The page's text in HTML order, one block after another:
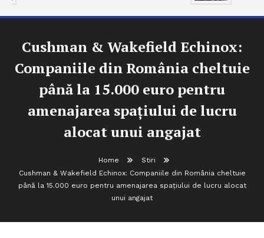
Cushman & Wakefield Echinox:
Companiile din România cheltuie
până la 15.000 euro pentru
amenajarea spațiului de lucru
alocat unui angajat
Home
Stiri
Cushman & Wakefield Echinox: Companiile din România cheltuie
până la 15.000 euro pentru amenajarea spațiului de lucru alocat
unui angajat